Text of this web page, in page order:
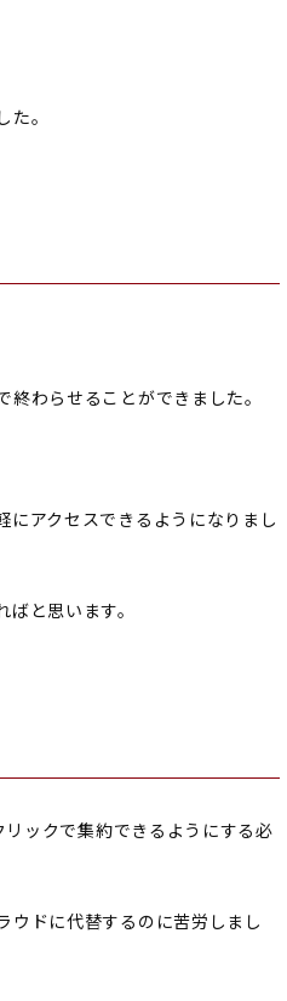
。
わらせることができました。
アクセスできるようになりまし
と思います。
ックで集約できるようにする必
ウドに代替するのに苦労しまし